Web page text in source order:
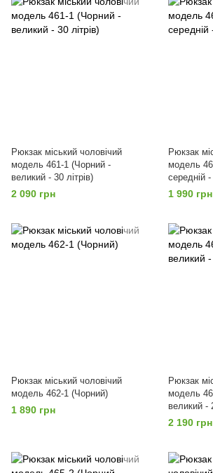
Рюкзак міський чоловічий
модель 461-1 (Чорний -
великий - 30 літрів)
2 090 грн
Рюкзак
модель
середній -
1 990 грн
Рюкзак міський чоловічий
модель 462-1 (Чорний)
1 890 грн
Рюкзак
модель
великий -
2 190 грн